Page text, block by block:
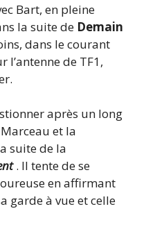
Bart, en pleine
la suite de Demain
dans le courant
l’antenne de TF1,
après un long
et la
suite de la
. Il tente de se
en affirmant
garde à vue et celle